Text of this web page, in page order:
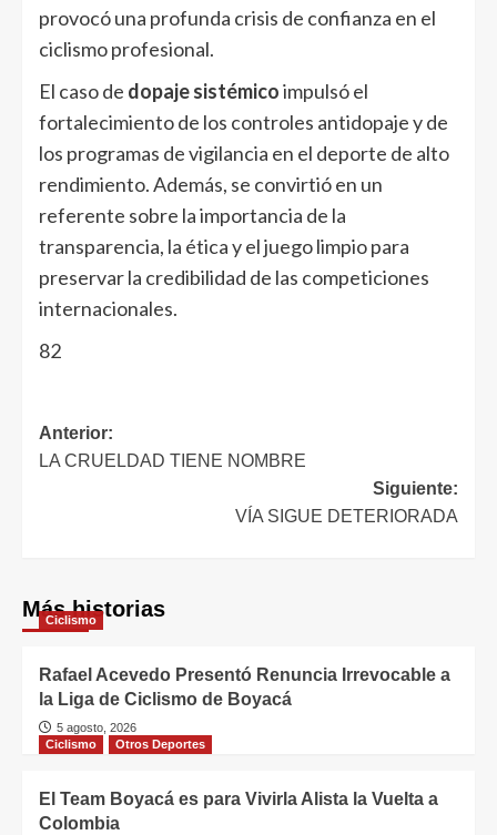
provocó una profunda crisis de confianza en el
ciclismo profesional.
El caso de dopaje sistémicoimpulsó el
fortalecimiento de los controles antidopaje y de
los programas de vigilancia en el deporte de alto
rendimiento. Además, se convirtió en un
referente sobre la importancia de la
transparencia, la ética y el juego limpio para
preservar la credibilidad de las competiciones
internacionales.
82
Anterior:
LA CRUELDAD TIENE NOMBRE
Siguiente:
VÍA SIGUE DETERIORADA
Más historias
Ciclismo
Rafael Acevedo Presentó Renuncia Irrevocable a
la Liga de Ciclismo de Boyacá
5 agosto, 2026
Ciclismo
Otros Deportes
El Team Boyacá es para Vivirla Alista la Vuelta a
Colombia